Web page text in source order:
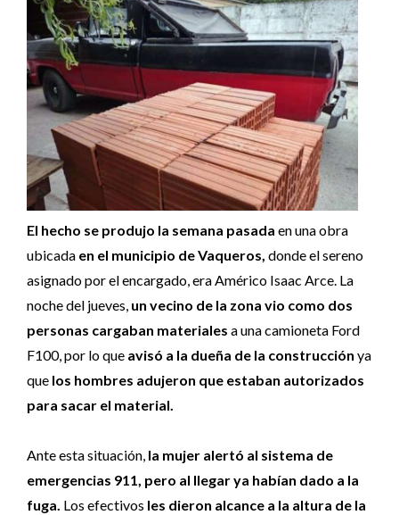
El hecho se produjo la semana pasada en una obra
ubicada en el municipio de Vaqueros, donde el sereno
asignado por el encargado, era Américo Isaac Arce. La
noche del jueves, un vecino de la zona vio como dos
personas cargaban materiales a una camioneta Ford
F100, por lo que avisó a la dueña de la construcción ya
que los hombres adujeron que estaban autorizados
para sacar el material.
Ante esta situación, la mujer alertó al sistema de
emergencias 911, pero al llegar ya habían dado a la
fuga. Los efectivos les dieron alcance a la altura de la